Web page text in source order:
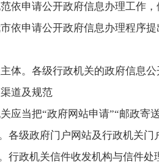
依申请公开政府信息办理工作
依申请公开政府信息办理程序
主体。各级行政机关的政府信息
渠道及规范
应当把“政府网站申请”“邮政寄
各级政府门户网站及行政机关
行政机关信件收发机构与信件